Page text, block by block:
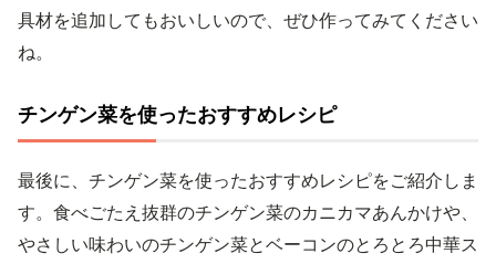
具材を追加してもおいしいので、ぜひ作ってみてください
ね。
チンゲン菜を使ったおすすめレシピ
最後に、チンゲン菜を使ったおすすめレシピをご紹介しま
す。食べごたえ抜群のチンゲン菜のカニカマあんかけや、
やさしい味わいのチンゲン菜とベーコンのとろとろ中華ス